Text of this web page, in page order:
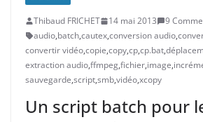
Thibaud FRICHET 14 mai 2013
9
audio,batch,cautex,conversion audio,
convertir vidéo,copie,copy,cp,cp.bat,
extraction audio,ffmpeg,fichier,image,
sauvegarde,script,smb,vidéo,xcopy
Un script batch pour